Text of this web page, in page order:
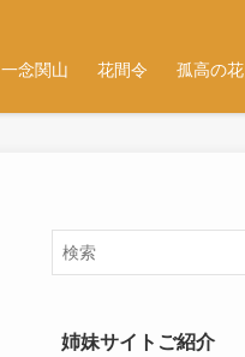
一念関山 花間令 孤高の花
姉妹サイトご紹介